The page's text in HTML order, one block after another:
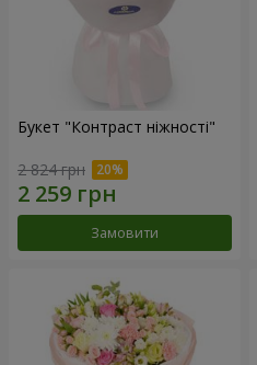
Букет "Контраст ніжності"
2 824 грн
Замовити